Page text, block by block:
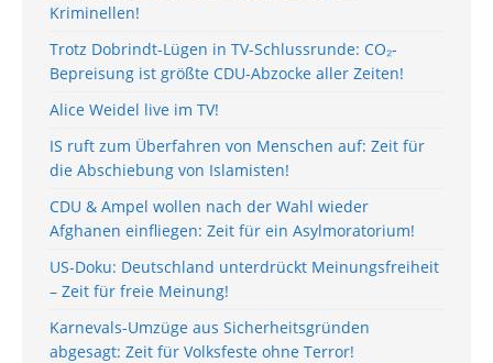
Kriminellen!
Trotz Dobrindt-Lügen in TV-Schlussrunde: CO₂-
Bepreisung ist größte CDU-Abzocke aller Zeiten!
Alice Weidel live im TV!
IS ruft zum Überfahren von Menschen auf: Zeit für
die Abschiebung von Islamisten!
CDU & Ampel wollen nach der Wahl wieder
Afghanen einfliegen: Zeit für ein Asylmoratorium!
US-Doku: Deutschland unterdrückt Meinungsfreiheit
– Zeit für freie Meinung!
Karnevals-Umzüge aus Sicherheitsgründen
abgesagt: Zeit für Volksfeste ohne Terror!